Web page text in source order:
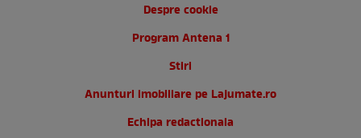
Despre cookie
Program Antena 1
Stiri
Anunturi imobiliare pe Lajumate.ro
Echipa redactionala